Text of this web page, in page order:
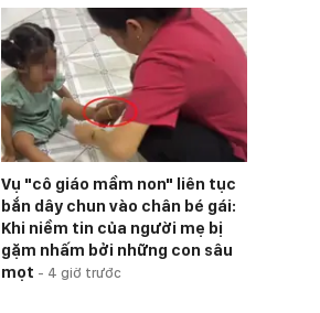
Vụ "cô giáo mầm non" liên tục
bắn dây chun vào chân bé gái:
Khi niềm tin của người mẹ bị
gặm nhấm bởi những con sâu
mọt - 4 giờ trước